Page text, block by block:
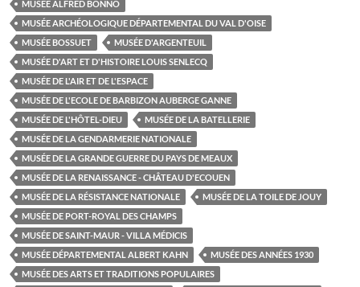
MUSÉE ALFRED BONNO
MUSÉE ARCHÉOLOGIQUE DÉPARTEMENTAL DU VAL D'OISE
MUSÉE BOSSUET
MUSÉE D'ARGENTEUIL
MUSÉE D'ART ET D'HISTOIRE LOUIS SENLECQ
MUSÉE DE L'AIR ET DE L'ESPACE
MUSÉE DE L'ECOLE DE BARBIZON AUBERGE GANNE
MUSÉE DE L'HÔTEL-DIEU
MUSÉE DE LA BATELLERIE
MUSÉE DE LA GENDARMERIE NATIONALE
MUSÉE DE LA GRANDE GUERRE DU PAYS DE MEAUX
MUSÉE DE LA RENAISSANCE - CHÂTEAU D'ECOUEN
MUSÉE DE LA RÉSISTANCE NATIONALE
MUSÉE DE LA TOILE DE JOUY
MUSÉE DE PORT-ROYAL DES CHAMPS
MUSÉE DE SAINT-MAUR - VILLA MÉDICIS
MUSÉE DÉPARTEMENTAL ALBERT KAHN
MUSÉE DES ANNÉES 1930
MUSÉE DES ARTS ET TRADITIONS POPULAIRES